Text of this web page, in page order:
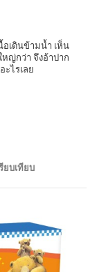
อเดินข้ามน้ำ เห็น
หญ่กว่า จึงอ้าปาก
ไรเลย
ยบเทียบ